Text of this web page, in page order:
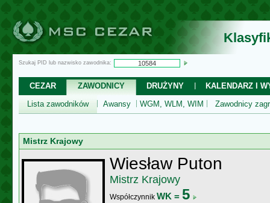
Szukaj PID lub nazwisko zawodnika:
CEZAR ZAWODNICY DRUŻYNY
KALENDARZ I
Lista zawodników
Awansy WGM, WLM, WIM Zawodnicy
Mistrz Krajowy
Wiesław Puton
Mistrz Krajowy
Współczynnik WK = 5